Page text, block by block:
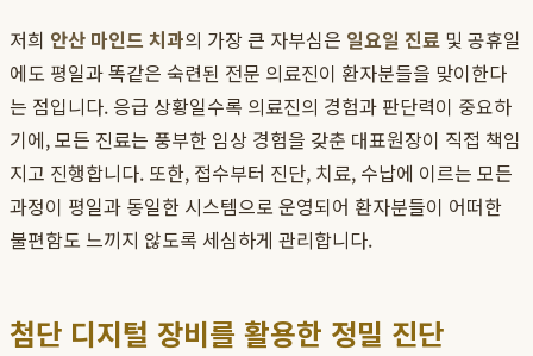
저희 안산 마인드 치과의 가장 큰 자부심은 일요일 진료 및 공휴일
에도 평일과 똑같은 숙련된 전문 의료진이 환자분들을 맞이한다
는 점입니다. 응급 상황일수록 의료진의 경험과 판단력이 중요하
기에, 모든 진료는 풍부한 임상 경험을 갖춘 대표원장이 직접 책임
지고 진행합니다. 또한, 접수부터 진단, 치료, 수납에 이르는 모든
과정이 평일과 동일한 시스템으로 운영되어 환자분들이 어떠한
불편함도 느끼지 않도록 세심하게 관리합니다.
첨단 디지털 장비를 활용한 정밀 진단